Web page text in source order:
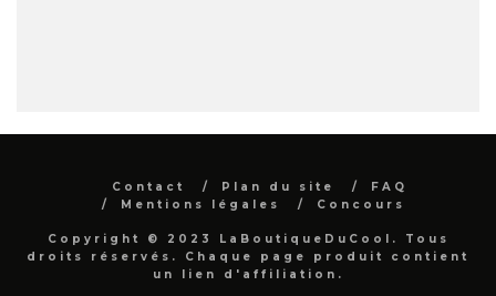
Contact Plan du site
FAQ
Mentions légales
Concours
Copyright © 2023 LaBoutiqueDuCool. Tous
droits réservés. Chaque page produit contient
un lien d'affiliation.